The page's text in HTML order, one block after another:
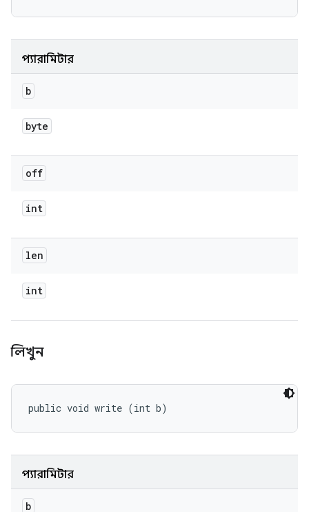
প্যারামিটার
b
byte
off
int
len
int
লিখুন
public void write (int b)
প্যারামিটার
b